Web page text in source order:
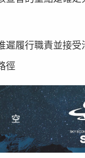
遲履行職責並接受
徑